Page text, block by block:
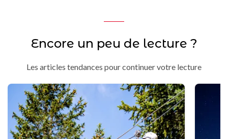
Encore un peu de lecture ?
Les articles tendances pour continuer votre lecture